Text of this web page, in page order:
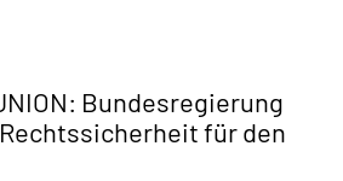
Bundesregierung
für den